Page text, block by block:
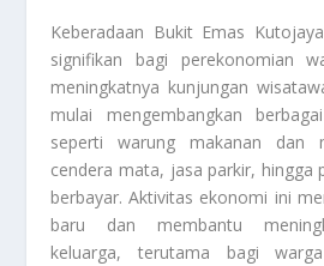
Keberadaan Bukit Emas
signifikan bagi perekonomian
meningkatnya kunjungan
mulai mengembangkan
seperti warung makanan dan
cendera mata, jasa parkir, hingga
berbayar. Aktivitas ekonomi ini
baru dan membantu
keluarga, terutama bagi